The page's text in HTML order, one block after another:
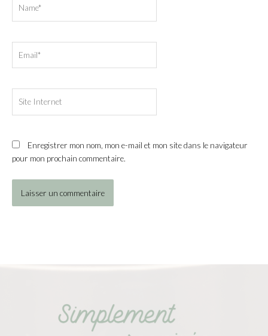
Internet
Enregistrer mon nom, mon e-mail et mon site dans le navigateur
pour mon prochain commentaire.